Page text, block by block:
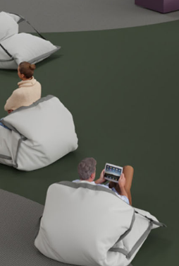
σαν σκληρό ξύλο
κόλλησης
με τρίψιμο
τα στοιχεία μπορούν να φαίνονται
μέσω συγκόλλησης και